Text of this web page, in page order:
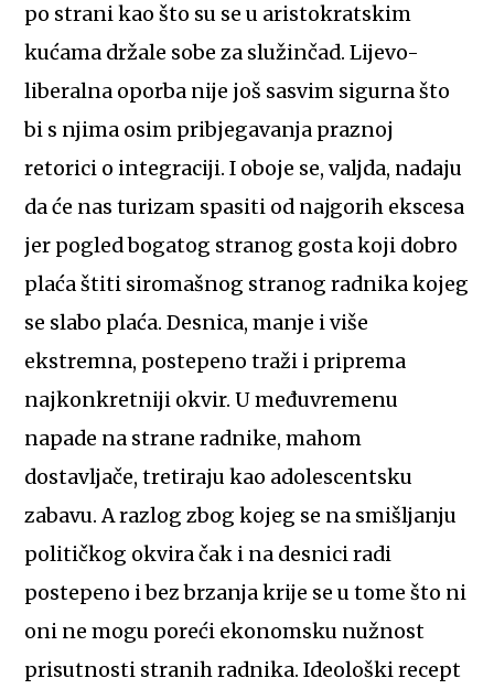
po strani kao što su se u aristokratskim
kućama držale sobe za služinčad. Lijevo-
liberalna oporba nije još sasvim sigurna što
bi s njima osim pribjegavanja praznoj
retorici o integraciji. I oboje se, valjda, nadaju
da će nas turizam spasiti od najgorih ekscesa
jer pogled bogatog stranog gosta koji dobro
plaća štiti siromašnog stranog radnika kojeg
se slabo plaća. Desnica, manje i više
ekstremna, postepeno traži i priprema
najkonkretniji okvir. U međuvremenu
napade na strane radnike, mahom
dostavljače, tretiraju kao adolescentsku
zabavu. A razlog zbog kojeg se na smišljanju
političkog okvira čak i na desnici radi
postepeno i bez brzanja krije se u tome što ni
oni ne mogu poreći ekonomsku nužnost
prisutnosti stranih radnika. Ideološki recept